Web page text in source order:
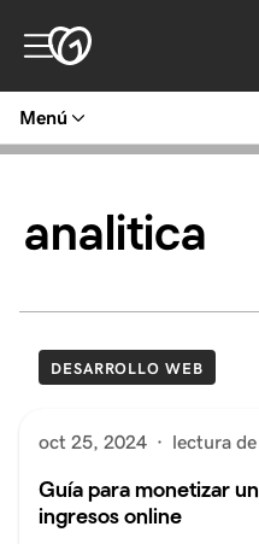
Menú
analitica
DESARROLLO WEB
oct 25, 2024 · lectura
Guía para monetizar
ingresos online